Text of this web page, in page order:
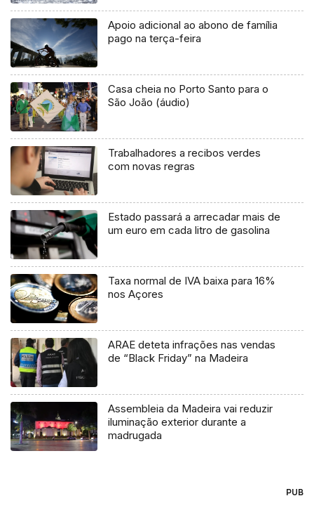
Apoio adicional ao abono de família
pago na terça-feira
Casa cheia no Porto Santo para o
São João (áudio)
Trabalhadores a recibos verdes
com novas regras
Estado passará a arrecadar mais de
um euro em cada litro de gasolina
Taxa normal de IVA baixa para 16%
nos Açores
ARAE deteta infrações nas vendas
de “Black Friday” na Madeira
Assembleia da Madeira vai reduzir
iluminação exterior durante a
madrugada
PUB